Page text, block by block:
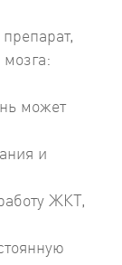
может
и
ЖКТ,